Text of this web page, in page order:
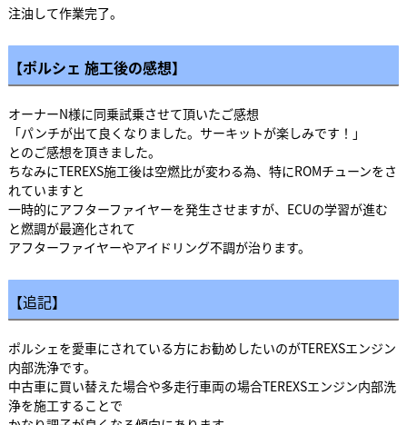
注油して作業完了。
【ポルシェ 施工後の感想】
オーナーN様に同乗試乗させて頂いたご感想
「パンチが出て良くなりました。サーキットが楽しみです！」
とのご感想を頂きました。
ちなみにTEREXS施工後は空燃比が変わる為、特にROMチューンをさ
れていますと
一時的にアフターファイヤーを発生させますが、ECUの学習が進む
と燃調が最適化されて
アフターファイヤーやアイドリング不調が治ります。
【追記】
ポルシェを愛車にされている方にお勧めしたいのがTEREXSエンジン
内部洗浄です。
中古車に買い替えた場合や多走行車両の場合TEREXSエンジン内部洗
浄を施工することで